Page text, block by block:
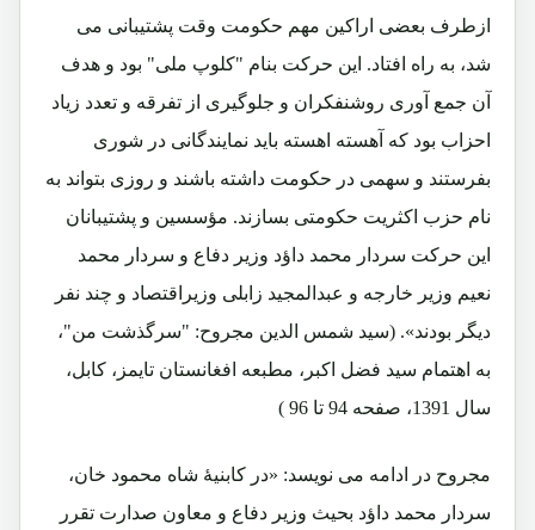
ازطرف بعضی اراکین مهم حکومت وقت پشتیبانی می
شد، به راه افتاد. این حرکت بنام "کلوپ ملی" بود و هدف
آن جمع آوری روشنفکران و جلوگیری از تفرقه و تعدد زیاد
احزاب بود که آهسته اهسته باید نمایندگانی در شوری
بفرستند و سهمی در حکومت داشته باشند و روزی بتواند به
نام حزب اکثریت حکومتی بسازند. مؤسسین و پشتیبانان
این حرکت سردار محمد داؤد وزیر دفاع و سردار محمد
نعیم وزیر خارجه و عبدالمجید زابلی وزیراقتصاد و چند نفر
دیگر بودند». (سید شمس الدین مجروح: "سرگذشت من"،
به اهتمام سید فضل اکبر، مطبعه افغانستان تایمز، کابل،
سال 1391، صفحه 94 تا 96 )
مجروح در ادامه می نویسد: «در کابنیۀ شاه محمود خان،
سردار محمد داؤد بحیث وزیر دفاع و معاون صدارت تقرر